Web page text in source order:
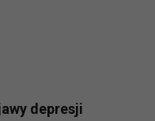
depresji